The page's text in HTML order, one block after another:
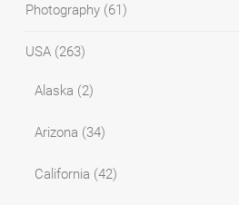
Photography (61)
USA (263)
Alaska (2)
Arizona (34)
California (42)